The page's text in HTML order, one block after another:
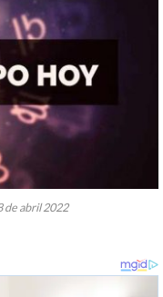
de abril 2022